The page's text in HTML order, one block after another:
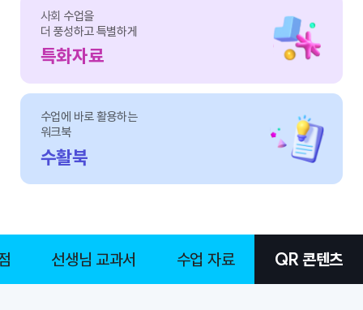
사회 수업을
더 풍성하고 특별하게
특화자료
수업에 바로 활용하는
워크북
수활북
선생님 교과서 수업 자료 QR 콘텐츠